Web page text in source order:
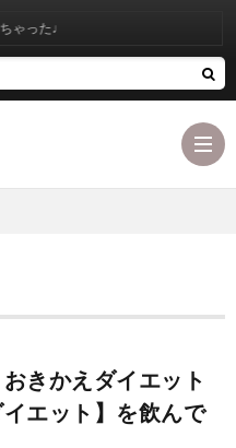
ロ
最
ゃった♩
きかえダイエット
イエット】を飲んで